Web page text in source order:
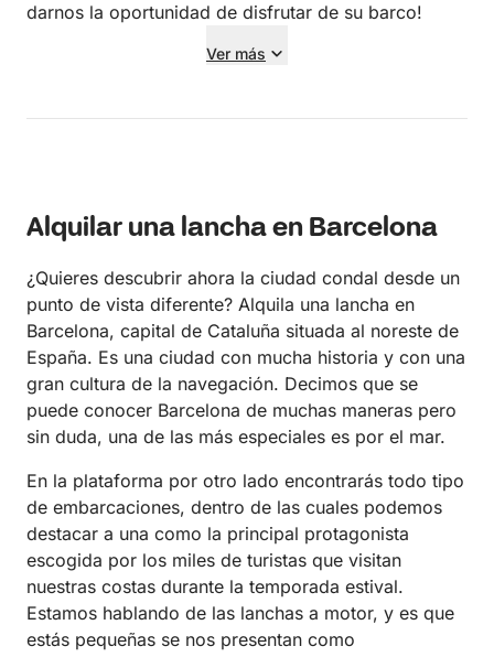
darnos la oportunidad de disfrutar de su barco!
Ver más
Alquilar una lancha en Barcelona
¿Quieres descubrir ahora la ciudad condal desde un
punto de vista diferente? Alquila una lancha en
Barcelona, capital de Cataluña situada al noreste de
España. Es una ciudad con mucha historia y con una
gran cultura de la navegación. Decimos que se
puede conocer Barcelona de muchas maneras pero
sin duda, una de las más especiales es por el mar.
En la plataforma por otro lado encontrarás todo tipo
de embarcaciones, dentro de las cuales podemos
destacar a una como la principal protagonista
escogida por los miles de turistas que visitan
nuestras costas durante la temporada estival.
Estamos hablando de las lanchas a motor, y es que
estás pequeñas se nos presentan como